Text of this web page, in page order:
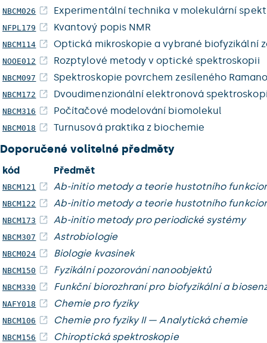
NBCM026 Experimentální technika v molekulární
NFPL179 Kvantový popis NMR
NBCM114 Optická mikroskopie a vybrané biofyzikální
NOOE012 Rozptylové metody v optické spektroskopii
NBCM097 Spektroskopie povrchem zesíleného
NBCM172 Dvoudimenzionální elektronová
NBCM316 Počítačové modelování biomolekul
NBCM018 Turnusová praktika z biochemie
Doporučené volitelné předměty
kód Předmět
NBCM121 Ab-initio metody a teorie hustotního
NBCM122 Ab-initio metody a teorie hustotního
NBCM173 Ab-initio metody pro periodické systémy
NBCM307 Astrobiologie
NBCM024 Biologie kvasinek
NBCM150 Fyzikální pozorování nanoobjektů
NBCM330 Funkční biorozhraní pro biofyzikální a
NAFY018 Chemie pro fyziky
NBCM106 Chemie pro fyziky II — Analytická chemie
NBCM156 Chiroptická spektroskopie